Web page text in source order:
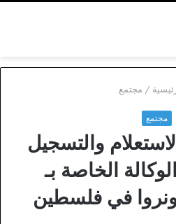
/ مجتمع
مجتمع
والتسجيل
الخاصة بـ
في فلسطين